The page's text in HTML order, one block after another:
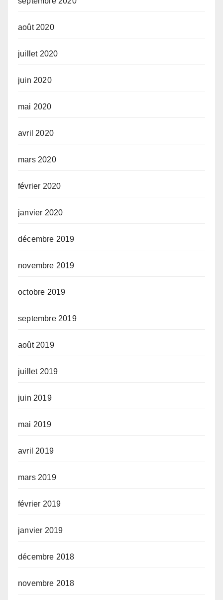
août 2020
juillet 2020
juin 2020
mai 2020
avril 2020
mars 2020
février 2020
janvier 2020
décembre 2019
novembre 2019
octobre 2019
septembre 2019
août 2019
juillet 2019
juin 2019
mai 2019
avril 2019
mars 2019
février 2019
janvier 2019
décembre 2018
novembre 2018